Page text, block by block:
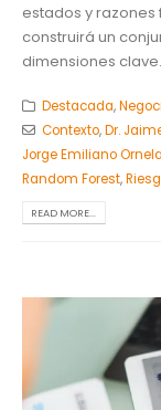
estados y razones
construirá un
dimensiones
Destacada,
Contexto,Dr.
Jorge Emiliano
Random Forest,
READ MORE...